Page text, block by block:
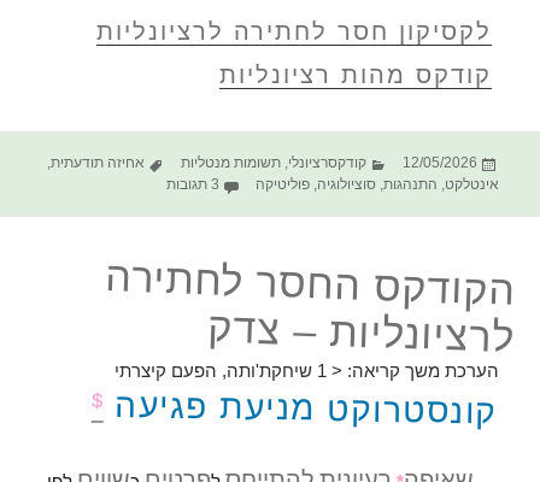
לקסיקון חסר לחתירה לרציונליות
קודקס מהות רציונליות
פורסם
בתאריך
12/05/2026 קטגוריות
קודקסרציונלי,תשומות מנטליות תגיות
אחיזה תודעתית,
אינטלקט, התנהגות,סוציולוגיה,פוליטיקה 3 תגובות על הקודקס החסר לחתירה
הקודקס החסר לחתירה
לרציונליות – צדק
הערכת משך קריאה: < 1 שיחקת'ותה, הפעם קיצרתי
קונסטרוקט מניעת פגיעה $